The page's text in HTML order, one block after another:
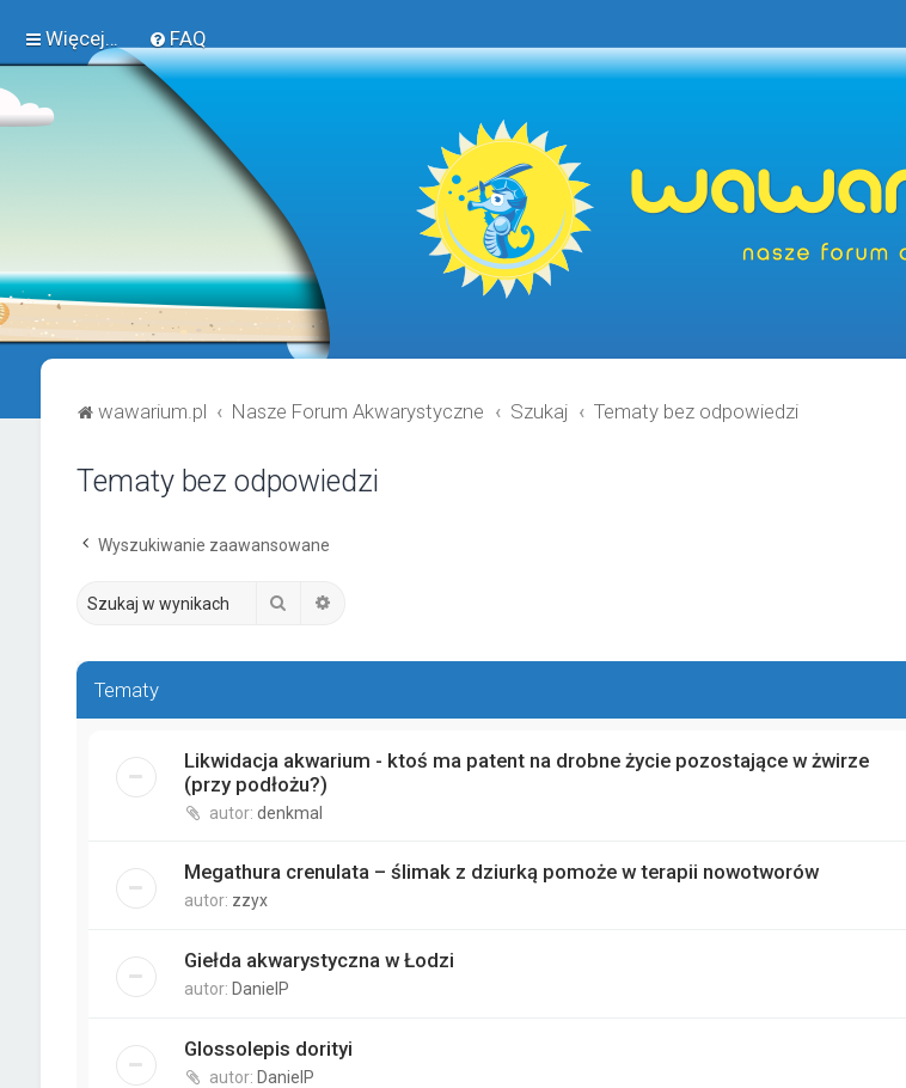
Więcej… FAQ
wawarium.pl Nasze Forum Akwarystyczne Szukaj Tematy bez odpowiedzi
Tematy bez odpowiedzi
Wyszukiwanie zaawansowane
Szukaj
Tematy
Likwidacja akwarium - ktoś ma patent na drobne życie pozostające w żwirze
(przy podłożu?)
autor: denkmal
Megathura crenulata – ślimak z dziurką pomoże w terapii nowotworów
autor: zzyx
Giełda akwarystyczna w Łodzi
autor: DanielP
Glossolepis dorityi
autor: DanielP